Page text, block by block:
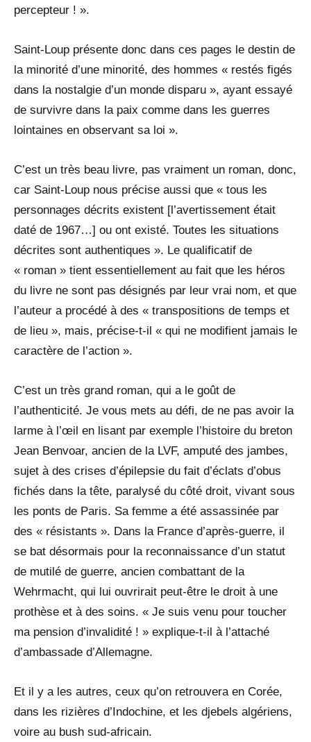
percepteur ! ».
Saint-Loup présente donc dans ces pages le destin de
la minorité d’une minorité, des hommes « restés figés
dans la nostalgie d’un monde disparu », ayant essayé
de survivre dans la paix comme dans les guerres
lointaines en observant sa loi ».
C’est un très beau livre, pas vraiment un roman, donc,
car Saint-Loup nous précise aussi que « tous les
personnages décrits existent [l’avertissement était
daté de 1967…] ou ont existé. Toutes les situations
décrites sont authentiques ». Le qualificatif de
« roman » tient essentiellement au fait que les héros
du livre ne sont pas désignés par leur vrai nom, et que
l’auteur a procédé à des « transpositions de temps et
de lieu », mais, précise-t-il « qui ne modifient jamais le
caractère de l’action ».
C’est un très grand roman, qui a le goût de
l’authenticité. Je vous mets au défi, de ne pas avoir la
larme à l’œil en lisant par exemple l’histoire du breton
Jean Benvoar, ancien de la LVF, amputé des jambes,
sujet à des crises d’épilepsie du fait d’éclats d’obus
fichés dans la tête, paralysé du côté droit, vivant sous
les ponts de Paris. Sa femme a été assassinée par
des « résistants ». Dans la France d’après-guerre, il
se bat désormais pour la reconnaissance d’un statut
de mutilé de guerre, ancien combattant de la
Wehrmacht, qui lui ouvrirait peut-être le droit à une
prothèse et à des soins. « Je suis venu pour toucher
ma pension d’invalidité ! » explique-t-il à l’attaché
d’ambassade d’Allemagne.
Et il y a les autres, ceux qu’on retrouvera en Corée,
dans les rizières d’Indochine, et les djebels algériens,
voire au bush sud-africain.